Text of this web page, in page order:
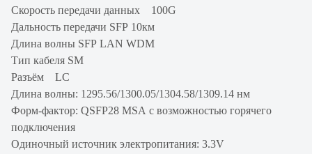
Скорость передачи данных 100G
Дальность передачи SFP 10км
Длина волны SFP LAN WDM
Тип кабеля SM
Разъём LC
Длина волны: 1295.56/1300.05/1304.58/1309.14 нм
Форм-фактор: QSFP28 MSA с возможностью горячего
подключения
Одиночный источник электропитания: 3.3V